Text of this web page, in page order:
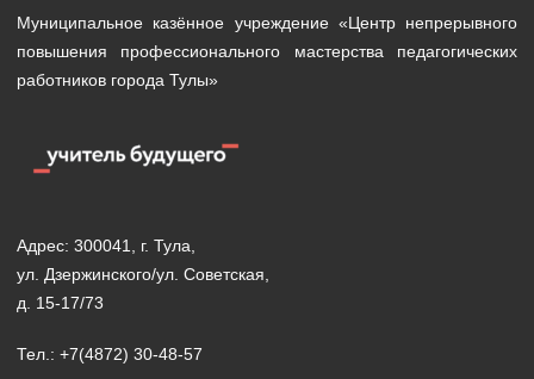
Муниципальное казённое учреждение «Центр непрерывного
повышения профессионального мастерства педагогических
работников города Тулы»
Адрес: 300041, г. Тула,
ул. Дзержинского/ул. Советская,
д. 15-17/73
Тел.: +7(4872) 30-48-57